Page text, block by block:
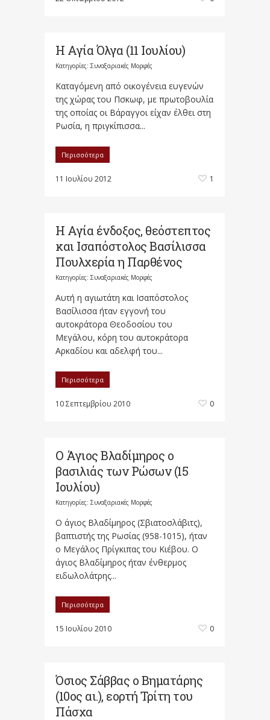
Η Αγία Όλγα (11 Ιουλίου)
Κατηγορίες: Συναξαριακές Μορφές
Καταγόμενη από οικογένεια ευγενών
της χώρας του Πσκωφ, με πρωτοβουλία
της οποίας οι Βάραγγοι είχαν έλθει στη
Ρωσία, η πριγκίπισσα...
Περισσότερα
11 Ιουλίου 2012 1
Η Αγία ένδοξος, θεόστεπτος
και Ισαπόστολος Βασίλισσα
Πουλχερία η Παρθένος
Κατηγορίες: Συναξαριακές Μορφές
Αυτή η αγιωτάτη και Ισαπόστολος
Βασίλισσα ήταν εγγονή του
αυτοκράτορα Θεοδοσίου του
Μεγάλου, κόρη του αυτοκράτορα
Αρκαδίου και αδελφή του...
Περισσότερα
10 Σεπτεμβρίου 2010 0
Ο Άγιος Βλαδίμηρος ο
βασιλιάς των Ρώσων (15
Ιουλίου)
Κατηγορίες: Συναξαριακές Μορφές
Ο άγιος Βλαδίμηρος (Σβιατοσλάβιτς),
βαπτιστής της Ρωσίας (958-1015), ήταν
ο Μεγάλος Πρίγκιπας του Κιέβου. Ο
άγιος Βλαδίμηρος ήταν ένθερμος
ειδωλολάτρης...
Περισσότερα
15 Ιουλίου 2010 0
Όσιος Σάββας ο Βηματάρης
(10ος αι.), εορτή Τρίτη του
Πάσχα